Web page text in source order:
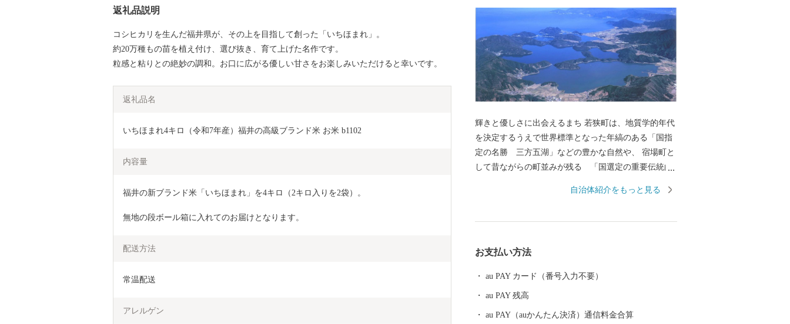
返礼品説明
コシヒカリを生んだ福井県が、その上を目指して創った「いちほまれ」。
約20万種もの苗を植え付け、選び抜き、育て上げた名作です。
粒感と粘りとの絶妙の調和。お口に広がる優しい甘さをお楽しみいただけると幸いです。
返礼品名
いちほまれ4キロ（令和7年産）福井の高級ブランド米 お米 b1102
内容量
福井の新ブランド米「いちほまれ」を4キロ（2キロ入りを2袋）。
無地の段ボール箱に入れてのお届けとなります。
配送方法
常温配送
アレルゲン
輝きと優しさに出会えるまち 若狭町は、地質学的年代
を決定するうえで世界標準となった年縞のある「国指
定の名勝 三方五湖」などの豊かな自然や、 宿場町と
して昔ながらの町並みが残る 「国選定の重要伝統的
自然と歴史文化が薫る町です。 若狭町では、それら自
ます。ぜひ「ふるさと納税」制度を利用して、若狭町
を応援してください。
自治体紹介をもっと見る
お支払い方法
au PAY カード（番号入力不要）
au PAY 残高
au PAY（auかんたん決済）通信料金合算